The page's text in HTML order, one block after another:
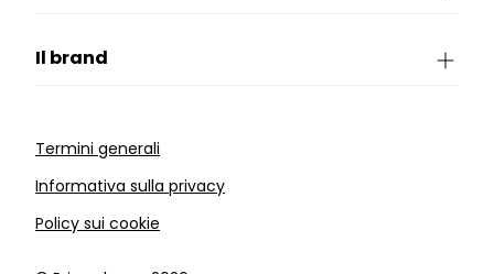
Il brand
Termini generali
Informativa sulla privacy
Policy sui cookie